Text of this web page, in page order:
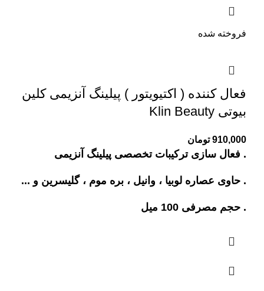
فروخته شده
فعال کننده ( اکتیویتور ) پیلینگ آنزیمی کلین
بیوتی Klin Beauty
910,000 تومان
. فعال سازی ترکیبات تخصصی پیلینگ آنزیمی
. حاوی عصاره لوبیا ، وانیل ، بره موم ، گلیسرین و ...
. حجم مصرفی 100 میل